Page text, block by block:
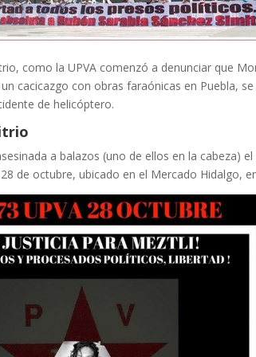
como la UPVA comenzó a denunciar que
cacicazgo con obras faraónicas en Puebla,
de helicóptero.
a balazos (uno de ellos en la cabeza)
de octubre, ubicado en el Mercado Hidalgo,